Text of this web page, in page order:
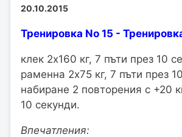
20.10.2015
Тренировка No 15 -
клек 2х160 кг, 7 пъти през 10
раменна 2х75 кг, 7 пъти през
набиране 2 повторения с +20
10 секунди.
Впечатления: